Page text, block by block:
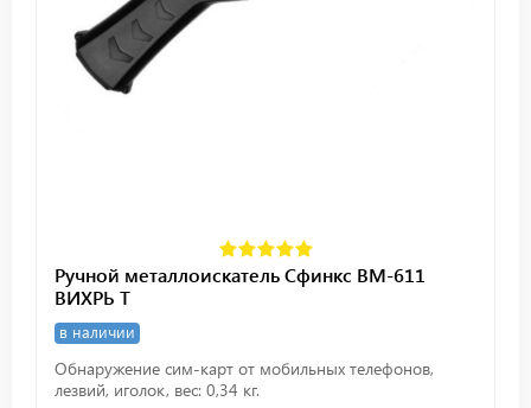
Ручной металлоискатель Сфинкс ВМ-611
ВИХРЬ Т
в наличии
Обнаружение сим-карт от мобильных телефонов,
лезвий, иголок, вес: 0,34 кг.